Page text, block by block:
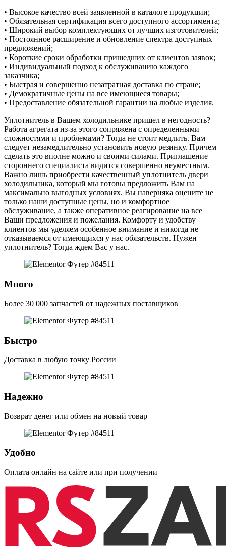
• Высокое качество всей заявленной в каталоге продукции;
• Обязательная сертификация всего доступного ассортимента;
• Широкий выбор комплектующих от лучших изготовителей;
• Постоянное расширение и обновление спектра доступных
предложений;
• Короткие сроки обработки пришедших от клиентов заявок;
• Индивидуальный подход к обслуживанию каждого
заказчика;
• Быстрая и совершенно незатратная доставка по стране;
• Демократичные цены на все имеющиеся товары;
• Предоставление обязательной гарантии на любые изделия.
Уплотнитель в Вашем холодильнике пришел в негодность?
Работа агрегата из-за этого сопряжена с определенными
сложностями и проблемами? Тогда не стоит медлить. Вам
следует незамедлительно установить новую резинку. Причем
сделать это вполне можно и своими силами. Приглашение
стороннего специалиста видится совершенно неуместным.
Важно лишь приобрести качественный уплотнитель двери
холодильника, который мы готовы предложить Вам на
максимально выгодных условиях. Вы наверняка оцените не
только наши доступные цены, но и комфортное
обслуживание, а также оперативное реагирование на все
Ваши предложения и пожелания. Комфорту и удобству
клиентов мы уделяем особенное внимание и никогда не
отказываемся от имеющихся у нас обязательств. Нужен
уплотнитель? Тогда ждем Вас у нас.
Много
Более 30 000 запчастей от надежных поставщиков
Быстро
Доставка в любую точку России
Надежно
Возврат денег или обмен на новый товар
Удобно
Оплата онлайн на сайте или при получении